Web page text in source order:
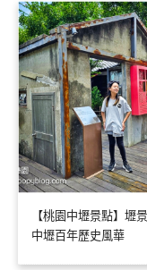
【桃園中壢景點】壢
中壢百年歷史風華